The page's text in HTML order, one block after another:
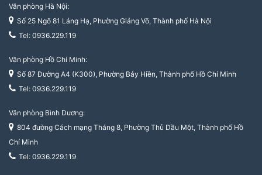
Văn phòng Hà Nội:
Số 25 Ngõ 81 Láng Hạ, Phường Giảng Võ, Thành phố Hà Nội
Tel: 0936.229.119
Văn phòng Hồ Chí Minh:
Số 87 Đường A4 (K300), Phường Bảy Hiền, Thành phố Hồ Chí Minh
Tel: 0936.229.119
Văn phòng Bình Dương:
804 đường Cách mạng Tháng 8, Phường Thủ Dầu Một, Thành phố Hồ
Chí Minh
Tel: 0936.229.119